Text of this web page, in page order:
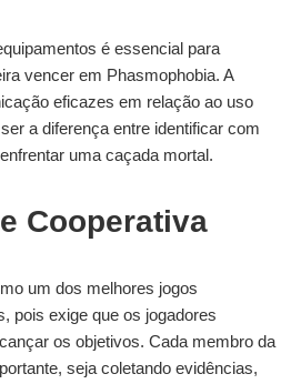
é essencial para
vencer em Phasmophobia. A
eficazes em relação ao uso
a diferença entre identificar com
uma caçada mortal.
Cooperativa
um dos melhores jogos
pois exige que os jogadores
os objetivos. Cada membro da
seja coletando evidências,